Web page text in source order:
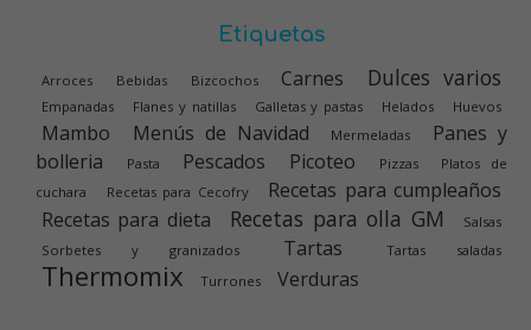
Etiquetas
Arroces Bebidas Bizcochos Carnes Dulces varios
Empanadas Flanes y natillas Galletas y pastas Helados Huevos
Mambo Menús de Navidad Mermeladas
Panes y
bolleria
Pasta Pescados Picoteo Pizzas
Platos de
cuchara
Recetas para Cecofry
Recetas para cumpleaños
Recetas para dieta
Recetas para olla GM
Salsas
Sorbetes y granizados
Tartas Tartas saladas
Thermomix Turrones Verduras